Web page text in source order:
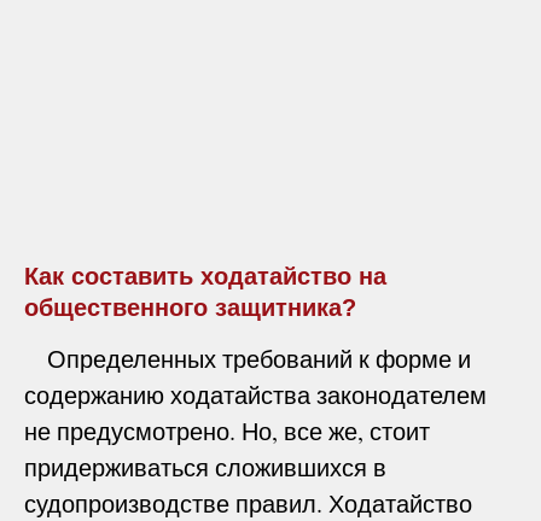
Как составить ходатайство на
общественного защитника?
Определенных требований к форме и
содержанию ходатайства законодателем
не предусмотрено. Но, все же, стоит
придерживаться сложившихся в
судопроизводстве правил. Ходатайство